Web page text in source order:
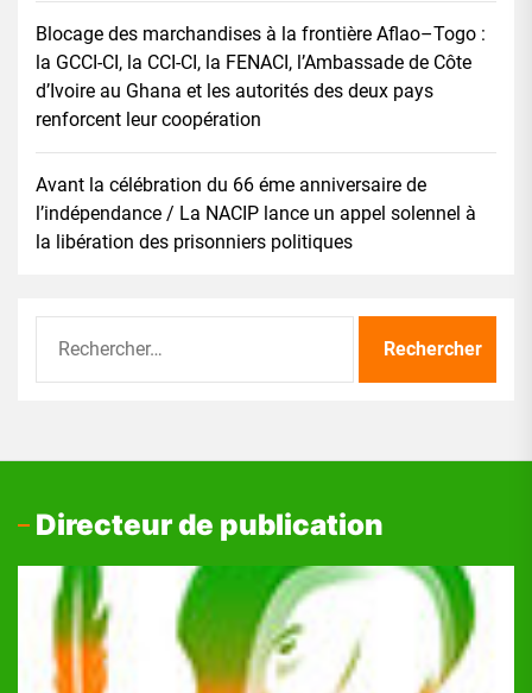
Blocage des marchandises à la frontière Aflao–Togo :
la GCCI-CI, la CCI-CI, la FENACI, l’Ambassade de Côte
d’Ivoire au Ghana et les autorités des deux pays
renforcent leur coopération
Avant la célébration du 66 éme anniversaire de
l’indépendance / La NACIP lance un appel solennel à
la libération des prisonniers politiques
Directeur de publication